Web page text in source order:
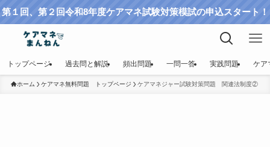
第１回、第２回令和8年度ケアマネ試験対策模試の申込スタート！
トップページ 過去問と解説 頻出問題 一問一答 実践問題 ケア
ホーム ケアマネ無料問題 トップページ ケアマネジャー試験対策問題 関連法制度②